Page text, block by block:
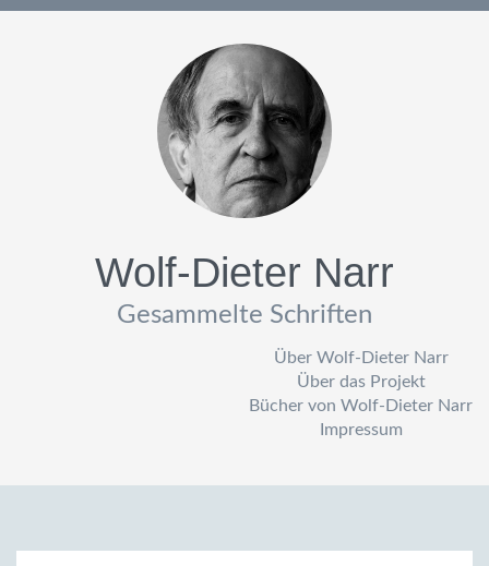
Wolf-Dieter Narr
Gesammelte Schriften
Über Wolf-Dieter Narr
Über das Projekt
Bücher von Wolf-Dieter Narr
Impressum